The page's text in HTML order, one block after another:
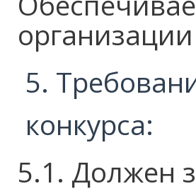
организации
конкурса:
5.1. Должен